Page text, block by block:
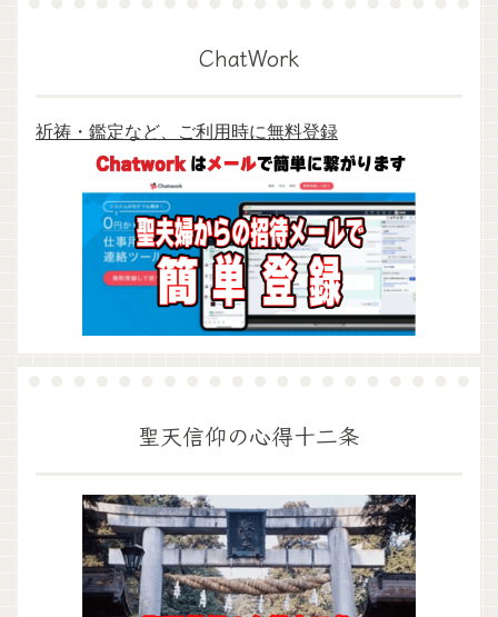
ChatWork
祈祷・鑑定など、ご利用時に無料登録
聖天信仰の心得十二条